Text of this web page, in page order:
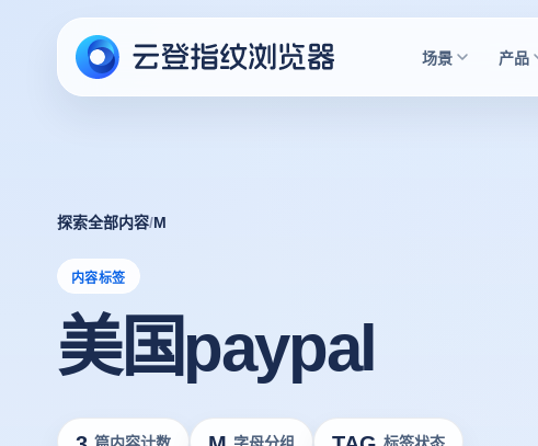
场景 产品
探索全部内容/M
内容标签
美国paypal
篇内容计数 字母分组 标签状态